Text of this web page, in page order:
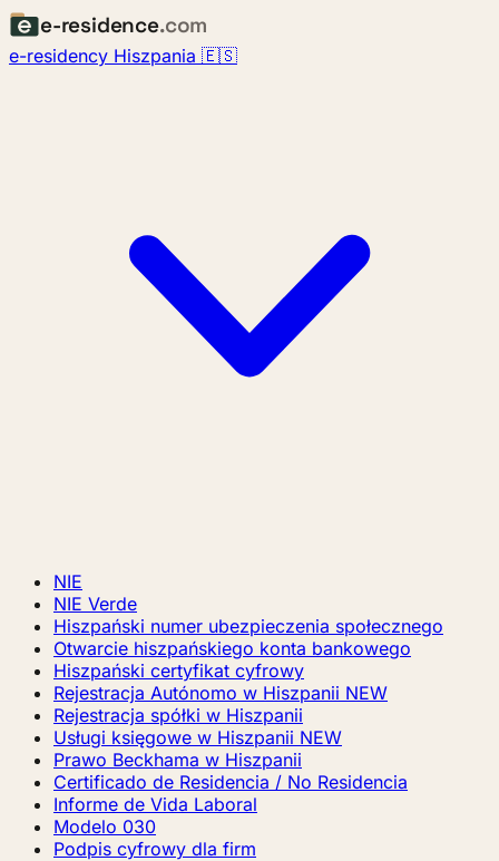
e-residence.com
e-residency Hiszpania 🇪🇸
NIE
NIE Verde
Hiszpański numer ubezpieczenia społecznego
Otwarcie hiszpańskiego konta bankowego
Hiszpański certyfikat cyfrowy
Rejestracja Autónomo w Hiszpanii NEW
Rejestracja spółki w Hiszpanii
Usługi księgowe w Hiszpanii NEW
Prawo Beckhama w Hiszpanii
Certificado de Residencia / No Residencia
Informe de Vida Laboral
Modelo 030
Podpis cyfrowy dla firm